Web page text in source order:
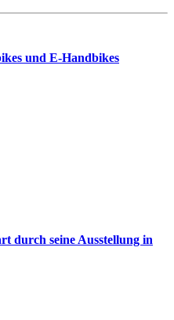
und E-Handbikes
durch seine Ausstellung in